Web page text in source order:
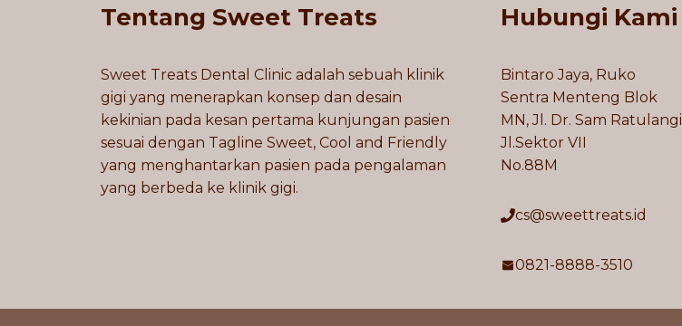
Tentang Sweet Treats
Sweet Treats Dental Clinic adalah sebuah klinik
gigi yang menerapkan konsep dan desain
kekinian pada kesan pertama kunjungan pasien
sesuai dengan Tagline Sweet, Cool and Friendly
yang menghantarkan pasien pada pengalaman
yang berbeda ke klinik gigi.
Hubungi Kami
Bintaro Jaya, Ruko
Sentra Menteng Blok
MN, Jl. Dr. Sam Ratulangi
Jl.Sektor VII
No.88M
cs@sweettreats.id
0821-8888-3510